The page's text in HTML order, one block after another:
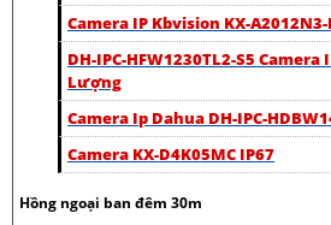
Camera IP Kbvision KX-A2012N3-
DH-IPC-HFW1230TL2-S5
Lượng
Camera Ip Dahua DH-IPC-
Camera KX-D4K05MC IP67
Hồng ngoại ban đêm 30m